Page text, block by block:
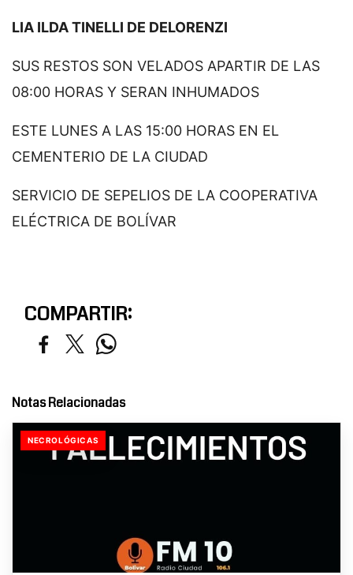
LIA ILDA TINELLI DE DELORENZI
SUS RESTOS SON VELADOS APARTIR DE LAS
08:00 HORAS Y SERAN INHUMADOS
ESTE LUNES A LAS 15:00 HORAS EN EL
CEMENTERIO DE LA CIUDAD
SERVICIO DE SEPELIOS DE LA COOPERATIVA
ELÉCTRICA DE BOLÍVAR
COMPARTIR:
Notas Relacionadas
NECROLÓGICAS